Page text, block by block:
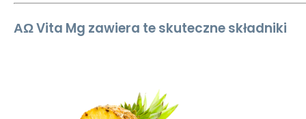
ΑΩ Vita Mg zawiera te skuteczne składniki